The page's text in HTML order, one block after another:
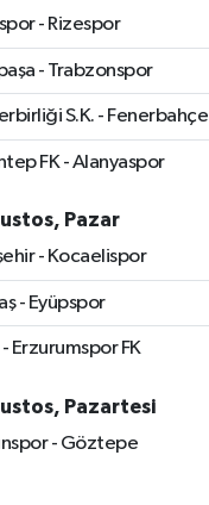
- Rizespor
- Trabzonspor
S.K. - Fenerbahçe
FK - Alanyaspor
Pazar
- Kocaelispor
- Eyüpspor
Erzurumspor FK
Pazartesi
- Göztepe